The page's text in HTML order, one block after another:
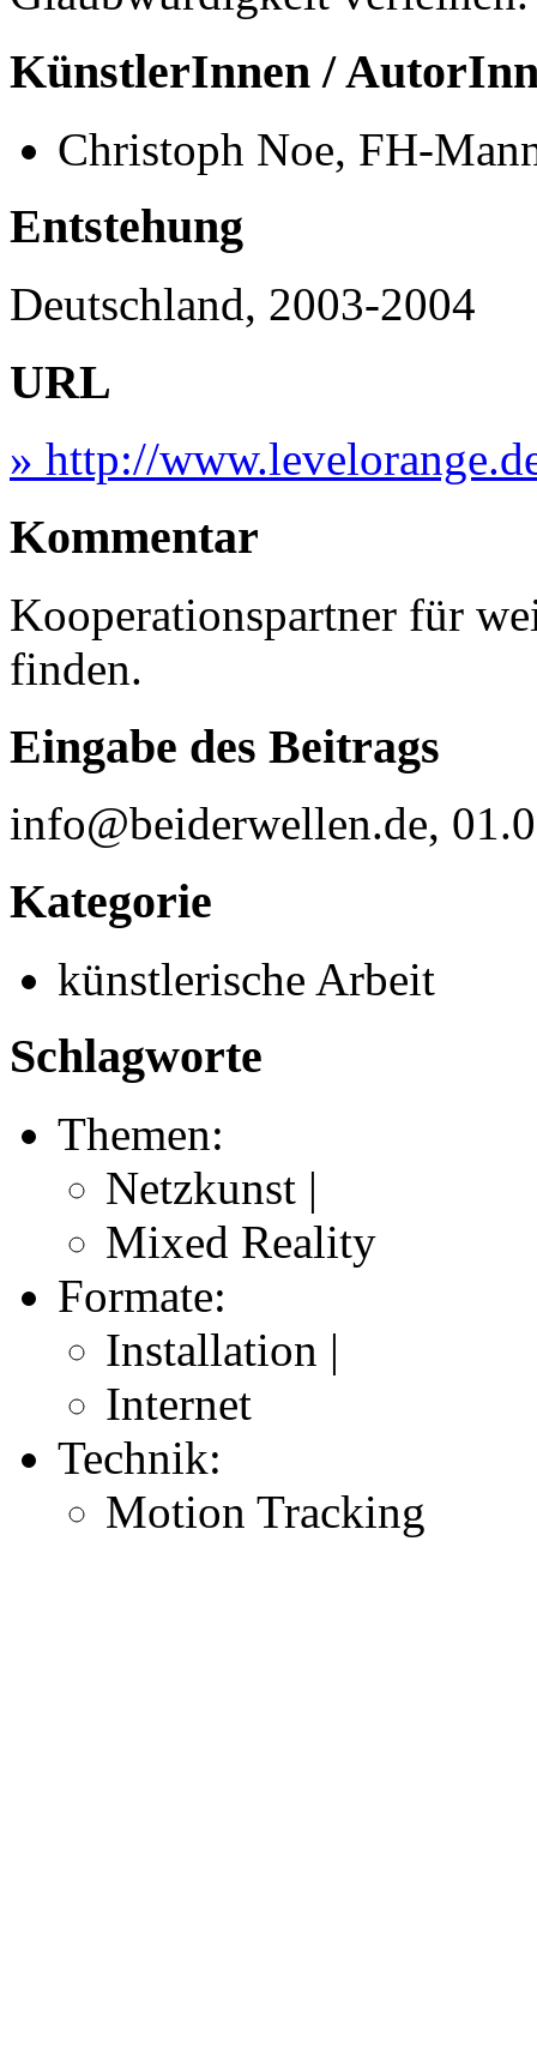
KünstlerInnen /
Christoph Noe, FH-
Entstehung
Deutschland, 2003-2004
URL
» http://
Kommentar
Kooperationspartner für
finden.
Eingabe des Beitrags
info@beiderwellen.de,
Kategorie
künstlerische Arbeit
Schlagworte
Themen:
Netzkunst |
Mixed Reality
Formate:
Installation |
Internet
Technik:
Motion Tracking